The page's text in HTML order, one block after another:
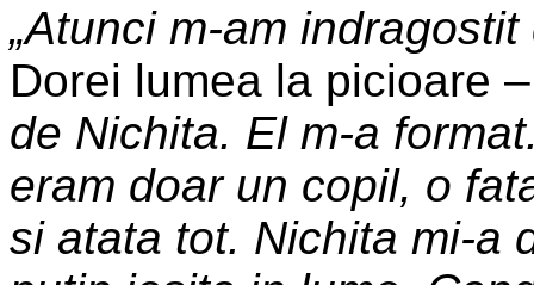
„Atunci m-am indragostit
Dorei lumea la picioare
de Nichita. El m-a
eram doar un copil, o
si atata tot. Nichita mi-a